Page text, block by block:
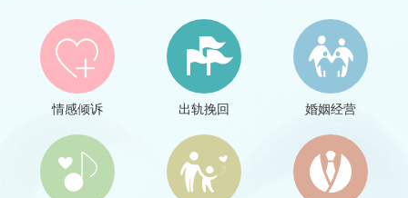
情感倾诉 出轨挽回 婚姻经营